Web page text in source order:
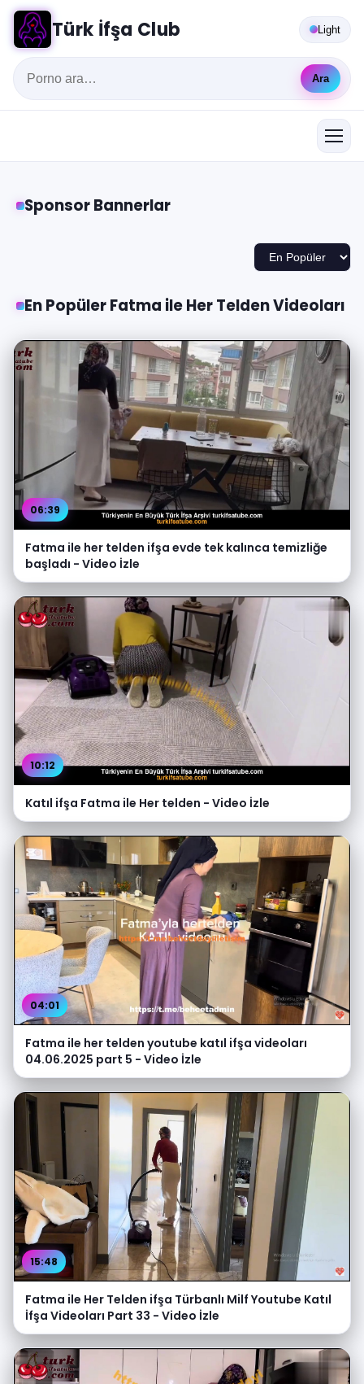
Türk İfşa Club
Ara
Light
Sponsor Bannerlar
En Popüler Fatma ile Her Telden Videoları
06:39
Fatma ile her telden ifşa evde tek kalınca temizliğe
başladı - Video İzle
10:12
Katıl ifşa Fatma ile Her telden - Video İzle
04:01
Fatma ile her telden youtube katıl ifşa videoları
04.06.2025 part 5 - Video İzle
15:48
Fatma ile Her Telden ifşa Türbanlı Milf Youtube Katıl
İfşa Videoları Part 33 - Video İzle